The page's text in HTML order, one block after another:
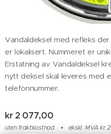
Vandaldeksel med refleks
er lokalisert. Nummeret er
Erstatning av Vandaldeksel
nytt deksel skal leveres med
telefonnummer.
kr 2 077,00
uten fraktkostnad ekskl. MVA kr